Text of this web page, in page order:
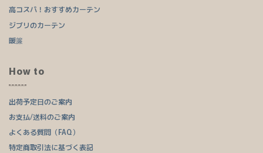
高コスパ！おすすめカーテン
ジブリのカーテン
暖簾
How to
出荷予定日のご案内
お支払/送料のご案内
よくある質問（FAQ）
特定商取引法に基づく表記